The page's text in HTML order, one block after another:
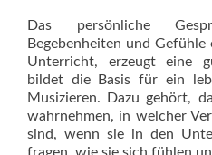
Das persönliche
Begebenheiten und
Unterricht, erzeugt eine
bildet die Basis für ein
Musizieren. Dazu gehört,
wahrnehmen, in welcher
sind, wenn sie in den